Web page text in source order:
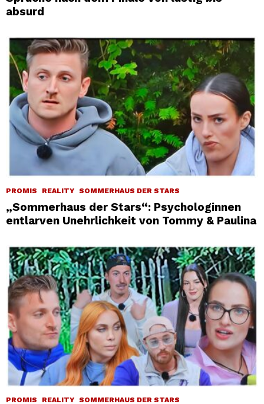
absurd
PROMIS REALITY SOMMERHAUS DER STARS
„Sommerhaus der Stars“: Psychologinnen
entlarven Unehrlichkeit von Tommy & Paulina
PROMIS REALITY SOMMERHAUS DER STARS